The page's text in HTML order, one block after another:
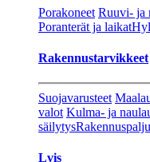
Porakoneet Ruuvi- ja
Poranterät ja laikat
Rakennustarvikkeet
Suojavarusteet
valot Kulma- ja
säilytys
Lvis